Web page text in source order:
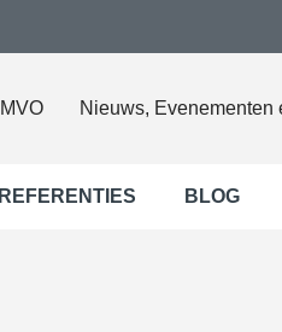
MVO Nieuws, Evenementen
REFERENTIES BLOG